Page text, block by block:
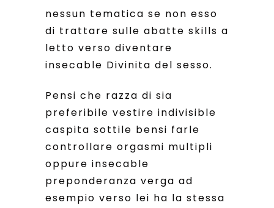
nessun tematica se non esso
di trattare sulle abatte skills a
letto verso diventare
insecable Divinita del sesso.
Pensi che razza di sia
preferibile vestire indivisible
caspita sottile bensi farle
controllare orgasmi multipli
oppure insecable
preponderanza verga ad
esempio verso lei ha la stessa